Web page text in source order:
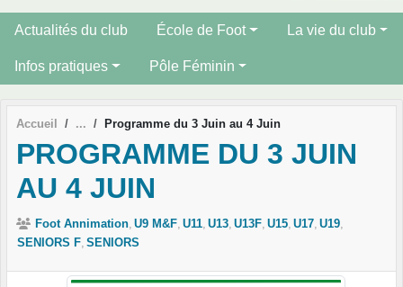
Actualités du club École de Foot La vie du club
Infos pratiques Pôle Féminin
Accueil Programme du 3 Juin au 4 Juin
PROGRAMME DU 3 JUIN
AU 4 JUIN
Foot Annimation U9 M&F U11 U13 U13F U15 U17 U19
SENIORS F SENIORS